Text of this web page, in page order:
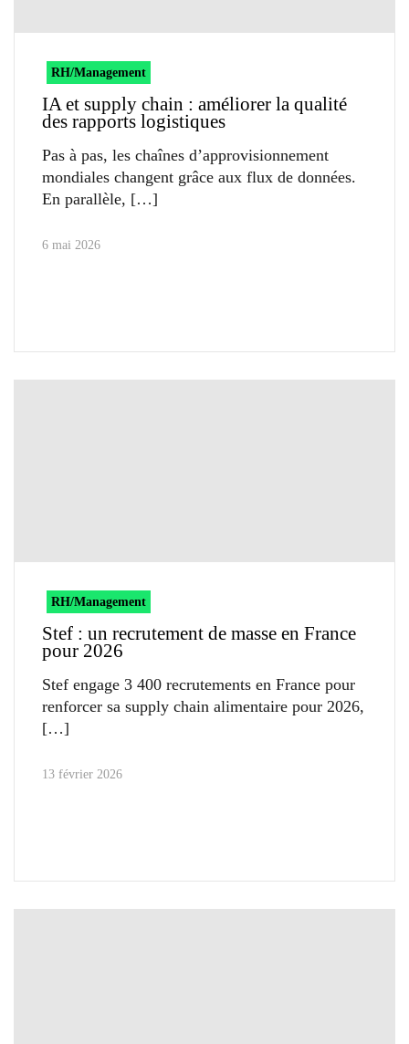
RH/Management
IA et supply chain : améliorer la qualité
des rapports logistiques
Pas à pas, les chaînes d’approvisionnement
mondiales changent grâce aux flux de données.
En parallèle,
6 mai 2026
RH/Management
Stef : un recrutement de masse en France
pour 2026
Stef engage 3 400 recrutements en France pour
renforcer sa supply chain alimentaire pour 2026,
13 février 2026